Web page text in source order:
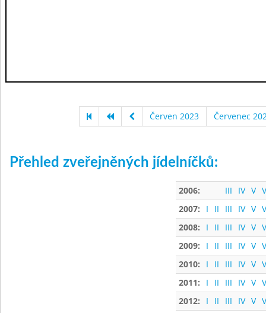
Červen 2023 Červenec
Přehled zveřejněných jídelníčků:
2006: III IV V
2007:
I II III IV V
2008:
I II III IV V
2009:
I II III IV V
2010:
I II III IV V
2011:
I II III IV V
2012:
I II III IV V